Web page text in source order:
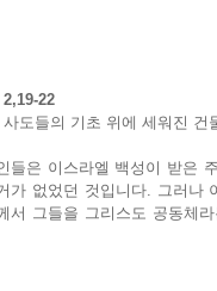
22
도들의 기초 위에 세워진 건
들은 이스라엘 백성이 받은
가 없었던 것입니다. 그러나
서 그들을 그리스도 공동체